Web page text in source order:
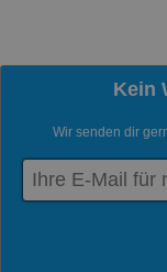
Kein
Wir senden dir